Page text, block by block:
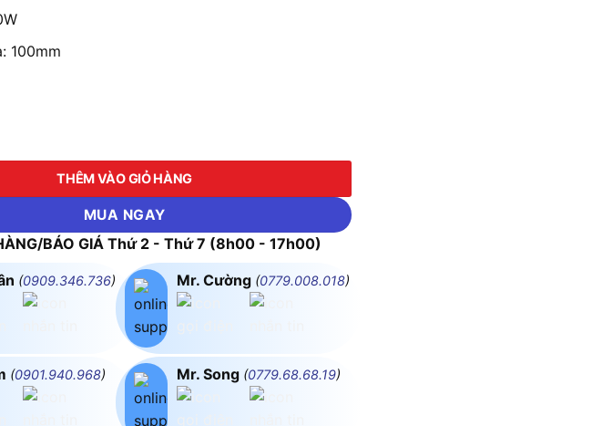
100mm
GWS 900-100 số lượng
THÊM VÀO GIỎ HÀNG
MUA NGAY
BÁO GIÁ Thứ 2 - Thứ 7 (8h00 - 17h00)
(0909.346.736)
(0901.940.968)
Mr. Cường (0779.008.018)
Mr. Song (0779.68.68.19)